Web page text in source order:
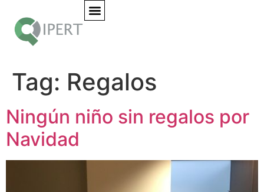
Tag: Regalos
Ningún niño sin regalos por
Navidad